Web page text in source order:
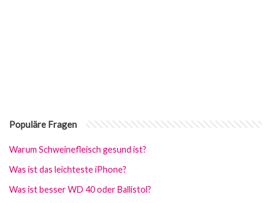
Populäre Fragen
Warum Schweinefleisch gesund ist?
Was ist das leichteste iPhone?
Was ist besser WD 40 oder Ballistol?